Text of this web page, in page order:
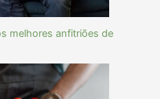
melhores anfitriões de